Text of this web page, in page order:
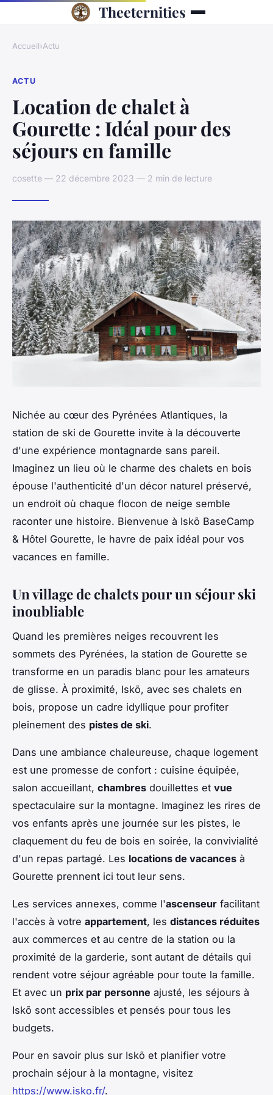
Theeternities
Accueil›Actu
ACTU
Location de chalet à
Gourette : Idéal pour des
séjours en famille
cosette — 22 décembre 2023 — 2 min de lecture
Nichée au cœur des Pyrénées Atlantiques, la
station de ski de Gourette invite à la découverte
d'une expérience montagnarde sans pareil.
Imaginez un lieu où le charme des chalets en bois
épouse l'authenticité d'un décor naturel préservé,
un endroit où chaque flocon de neige semble
raconter une histoire. Bienvenue à Iskõ BaseCamp
& Hôtel Gourette, le havre de paix idéal pour vos
vacances en famille.
Un village de chalets pour un séjour ski
inoubliable
Quand les premières neiges recouvrent les
sommets des Pyrénées, la station de Gourette se
transforme en un paradis blanc pour les amateurs
de glisse. À proximité, Iskõ, avec ses chalets en
bois, propose un cadre idyllique pour profiter
pleinement des pistes de ski.
Dans une ambiance chaleureuse, chaque logement
est une promesse de confort : cuisine équipée,
salon accueillant, chambres douillettes et vue
spectaculaire sur la montagne. Imaginez les rires de
vos enfants après une journée sur les pistes, le
claquement du feu de bois en soirée, la convivialité
d'un repas partagé. Les locations de vacances à
Gourette prennent ici tout leur sens.
Les services annexes, comme l'ascenseur facilitant
l'accès à votre appartement, les distances réduites
aux commerces et au centre de la station ou la
proximité de la garderie, sont autant de détails qui
rendent votre séjour agréable pour toute la famille.
Et avec un prix par personne ajusté, les séjours à
Iskõ sont accessibles et pensés pour tous les
budgets.
Pour en savoir plus sur Iskõ et planifier votre
prochain séjour à la montagne, visitez
https://www.isko.fr/.